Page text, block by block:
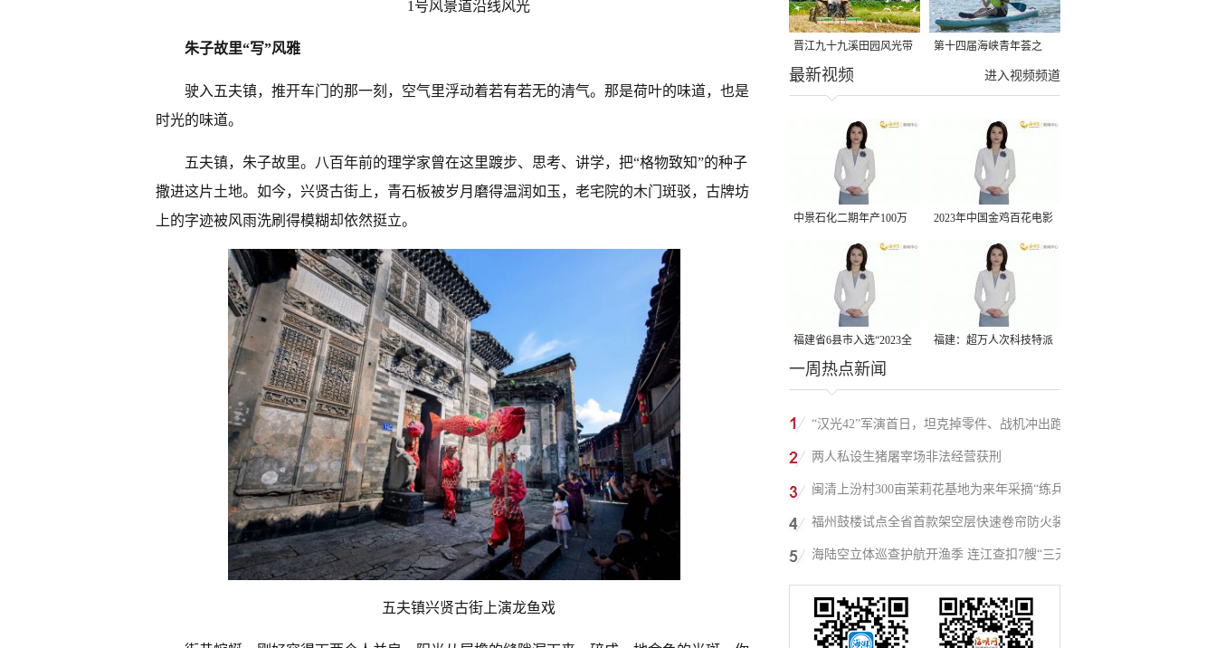
1号风景道沿线风光
朱子故里“写”风雅
驶入五夫镇，推开车门的那一刻，空气里浮动着若有若无的清气。那是荷叶的味道，也是
时光的味道。
五夫镇，朱子故里。八百年前的理学家曾在这里踱步、思考、讲学，把“格物致知”的种子
撒进这片土地。如今，兴贤古街上，青石板被岁月磨得温润如玉，老宅院的木门斑驳，古牌坊
上的字迹被风雨洗刷得模糊却依然挺立。
五夫镇兴贤古街上演龙鱼戏
晋江九十九溪田园风光带
千亩早稻迎来成熟收割季
第十四届海峡青年荟之
2026榕台青年大学生水上
进入视频频道
最新视频
中景石化二期年产100万
吨丙烷脱氢项目建成中交
2023年中国金鸡百花电影
节有福电影巡展31日启动
福建省6县市入选“2023全
国县域发展潜力百强县”
福建：超万人次科技特派
一周热点新闻
“汉光42”军演首日，坦克掉零件、战机冲出跑
道、赖清德逃跑……螺丝都拧不紧，台军能打
两人私设生猪屠宰场非法经营获刑
闽清上汾村300亩茉莉花基地为来年采摘“练兵”
福州鼓楼试点全省首款架空层快速卷帘防火装
置
海陆空立体巡查护航开渔季 连江查扣7艘“三无”
船舶